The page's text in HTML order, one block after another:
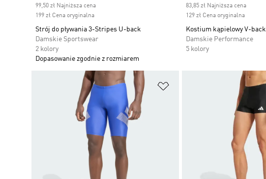
99,50 zł Najniższa cena
199 zł Cena oryginalna
Strój do pływania 3-Stripes U-back
Damskie Sportswear
2 kolory
Dopasowanie zgodnie z rozmiarem
83,85 zł Najniższa cena
129 zł Cena oryginalna
Kostium kąpielowy V-back
Damskie Performance
5 kolory
Dodaj do listy życzeń